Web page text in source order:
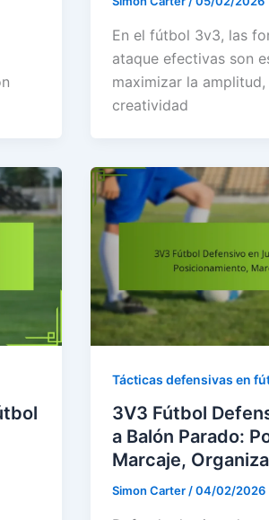
En el fútbol 3v3, las
ataque efectivas son
maximizar la
creatividad
Tácticas defensivas en
3V3 Fútbol
a Balón Parado:
Marcaje,
Simon Carter/04/02/2026